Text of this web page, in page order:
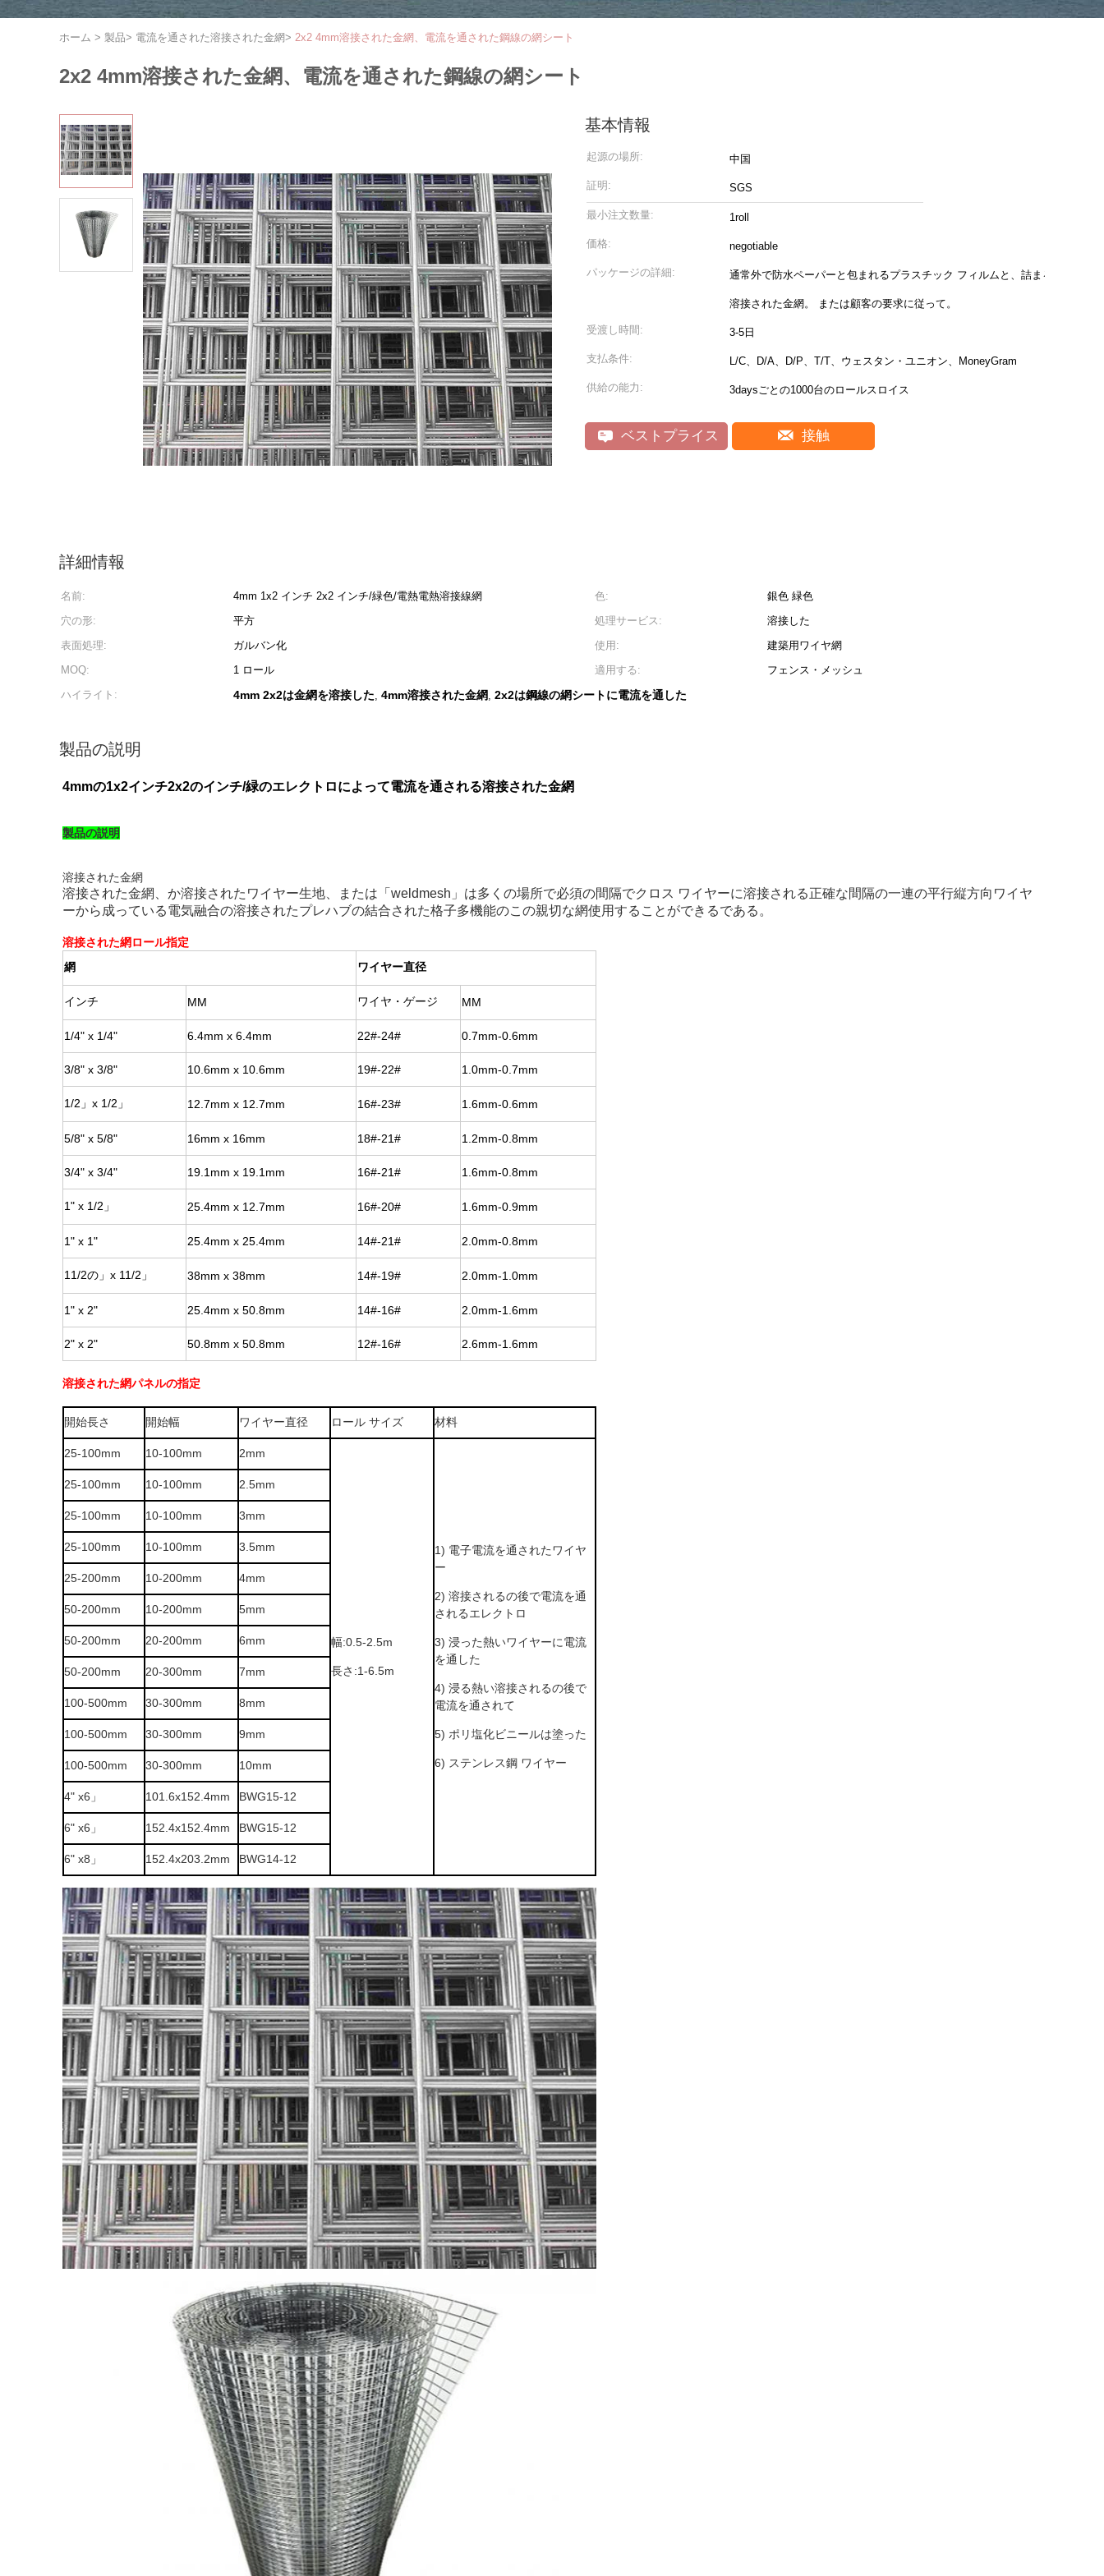
ホーム > 製品> 電流を通された溶接された金網> 2x2 4mm溶接された金網、電流を通された鋼線の網シート
2x2 4mm溶接された金網、電流を通された鋼線の網シート
基本情報
起源の場所: 中国
証明: SGS
最小注文数量: 1roll
価格: negotiable
パッケージの詳細: 通常外で防水ペーパーと包まれるプラスチック フィルムと、詰まる
溶接された金網。 または顧客の要求に従って。
受渡し時間: 3-5日
支払条件: L/C、D/A、D/P、T/T、ウェスタン・ユニオン、MoneyGram
供給の能力: 3daysごとの1000台のロールスロイス
ベストプライス 接触
詳細情報
名前: 4mm 1x2 インチ 2x2 インチ/緑色/電熱電熱溶接線網 色:
銀色 緑色
穴の形:
平方 処理サービス:
溶接した
表面処理:
ガルバン化 使用:
建築用ワイヤ網
MOQ:
1 ロール 適用する:
フェンス・メッシュ
ハイライト:
4mm 2x2は金網を溶接した, 4mm溶接された金網, 2x2は鋼線の網シートに電流を通した
製品の説明
4mmの1x2インチ2x2のインチ/緑のエレクトロによって電流を通される溶接された金網
製品の説明
溶接された金網
溶接された金網、か溶接されたワイヤー生地、または「weldmesh」は多くの場所で必須の間隔でクロス ワイヤーに溶接される正確な間隔の一連の平行縦方向ワイヤ
ーから成っている電気融合の溶接されたプレハブの結合された格子多機能のこの親切な網使用することができるである。
溶接された網ロール指定
網
ワイヤー直径
インチ MM ワイヤ・ゲージ MM
1/4" x 1/4" 6.4mm x 6.4mm 22#-24# 0.7mm-0.6mm
3/8" x 3/8" 10.6mm x 10.6mm 19#-22# 1.0mm-0.7mm
1/2」x 1/2」 12.7mm x 12.7mm 16#-23# 1.6mm-0.6mm
5/8" x 5/8" 16mm x 16mm 18#-21# 1.2mm-0.8mm
3/4" x 3/4" 19.1mm x 19.1mm 16#-21# 1.6mm-0.8mm
1" x 1/2」 25.4mm x 12.7mm 16#-20# 1.6mm-0.9mm
1" x 1" 25.4mm x 25.4mm 14#-21# 2.0mm-0.8mm
11/2の」x 11/2」 38mm x 38mm 14#-19# 2.0mm-1.0mm
1" x 2" 25.4mm x 50.8mm 14#-16# 2.0mm-1.6mm
2" x 2" 50.8mm x 50.8mm 12#-16# 2.6mm-1.6mm
溶接された網パネルの指定
開始長さ 開始幅 ワイヤー直径 ロール サイズ 材料
25-100mm 10-100mm 2mm
幅:0.5-2.5m
長さ:1-6.5m
1) 電子電流を通されたワイヤ
ー
2) 溶接されるの後で電流を通
されるエレクトロ
3) 浸った熱いワイヤーに電流
を通した
4) 浸る熱い溶接されるの後で
電流を通されて
5) ポリ塩化ビニールは塗った
6) ステンレス鋼 ワイヤー
25-100mm 10-100mm 2.5mm
25-100mm 10-100mm 3mm
25-100mm 10-100mm 3.5mm
25-200mm 10-200mm 4mm
50-200mm 10-200mm 5mm
50-200mm 20-200mm 6mm
50-200mm 20-300mm 7mm
100-500mm 30-300mm 8mm
100-500mm 30-300mm 9mm
100-500mm 30-300mm 10mm
4" x6」 101.6x152.4mm BWG15-12
6" x6」 152.4x152.4mm BWG15-12
6" x8」 152.4x203.2mm BWG14-12